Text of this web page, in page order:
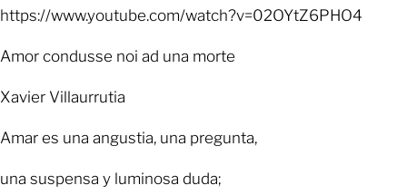
https://www.youtube.com/watch?v=02OYtZ6PHO4
Amor condusse noi ad una morte
Xavier Villaurrutia
Amar es una angustia, una pregunta,
una suspensa y luminosa duda;